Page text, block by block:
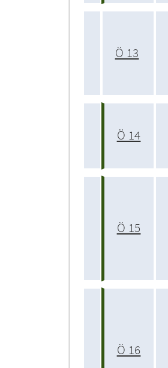
Ö 13
Ö 14
Ö 15
Ö 16